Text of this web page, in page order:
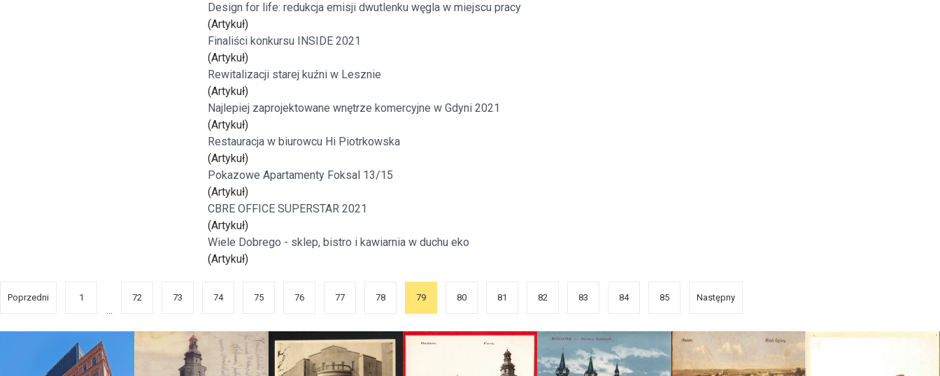
Design for life: redukcja emisji dwutlenku węgla w miejscu pracy
(Artykuł)
Finaliści konkursu INSIDE 2021
(Artykuł)
Rewitalizacji starej kuźni w Lesznie
(Artykuł)
Najlepiej zaprojektowane wnętrze komercyjne w Gdyni 2021
(Artykuł)
Restauracja w biurowcu Hi Piotrkowska
(Artykuł)
Pokazowe Apartamenty Foksal 13/15
(Artykuł)
CBRE OFFICE SUPERSTAR 2021
(Artykuł)
Wiele Dobrego - sklep, bistro i kawiarnia w duchu eko
(Artykuł)
Poprzedni
1
...
72 73 74 75 76 77 78 79 80 81 82 83 84 85 Następny